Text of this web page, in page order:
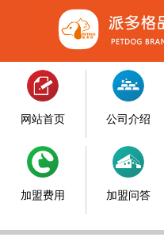
网站首页 公司介绍
加盟费用 加盟问答